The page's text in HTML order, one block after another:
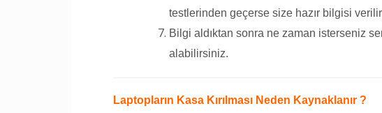
testlerinden geçerse size hazır bilgisi
Bilgi aldıktan sonra ne zaman isterseniz
alabilirsiniz.
Laptopların Kasa Kırılması Neden Kaynaklanır ?